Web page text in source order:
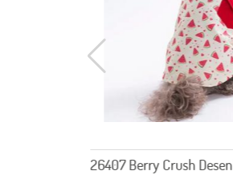
26311 Avo Bliss Denim